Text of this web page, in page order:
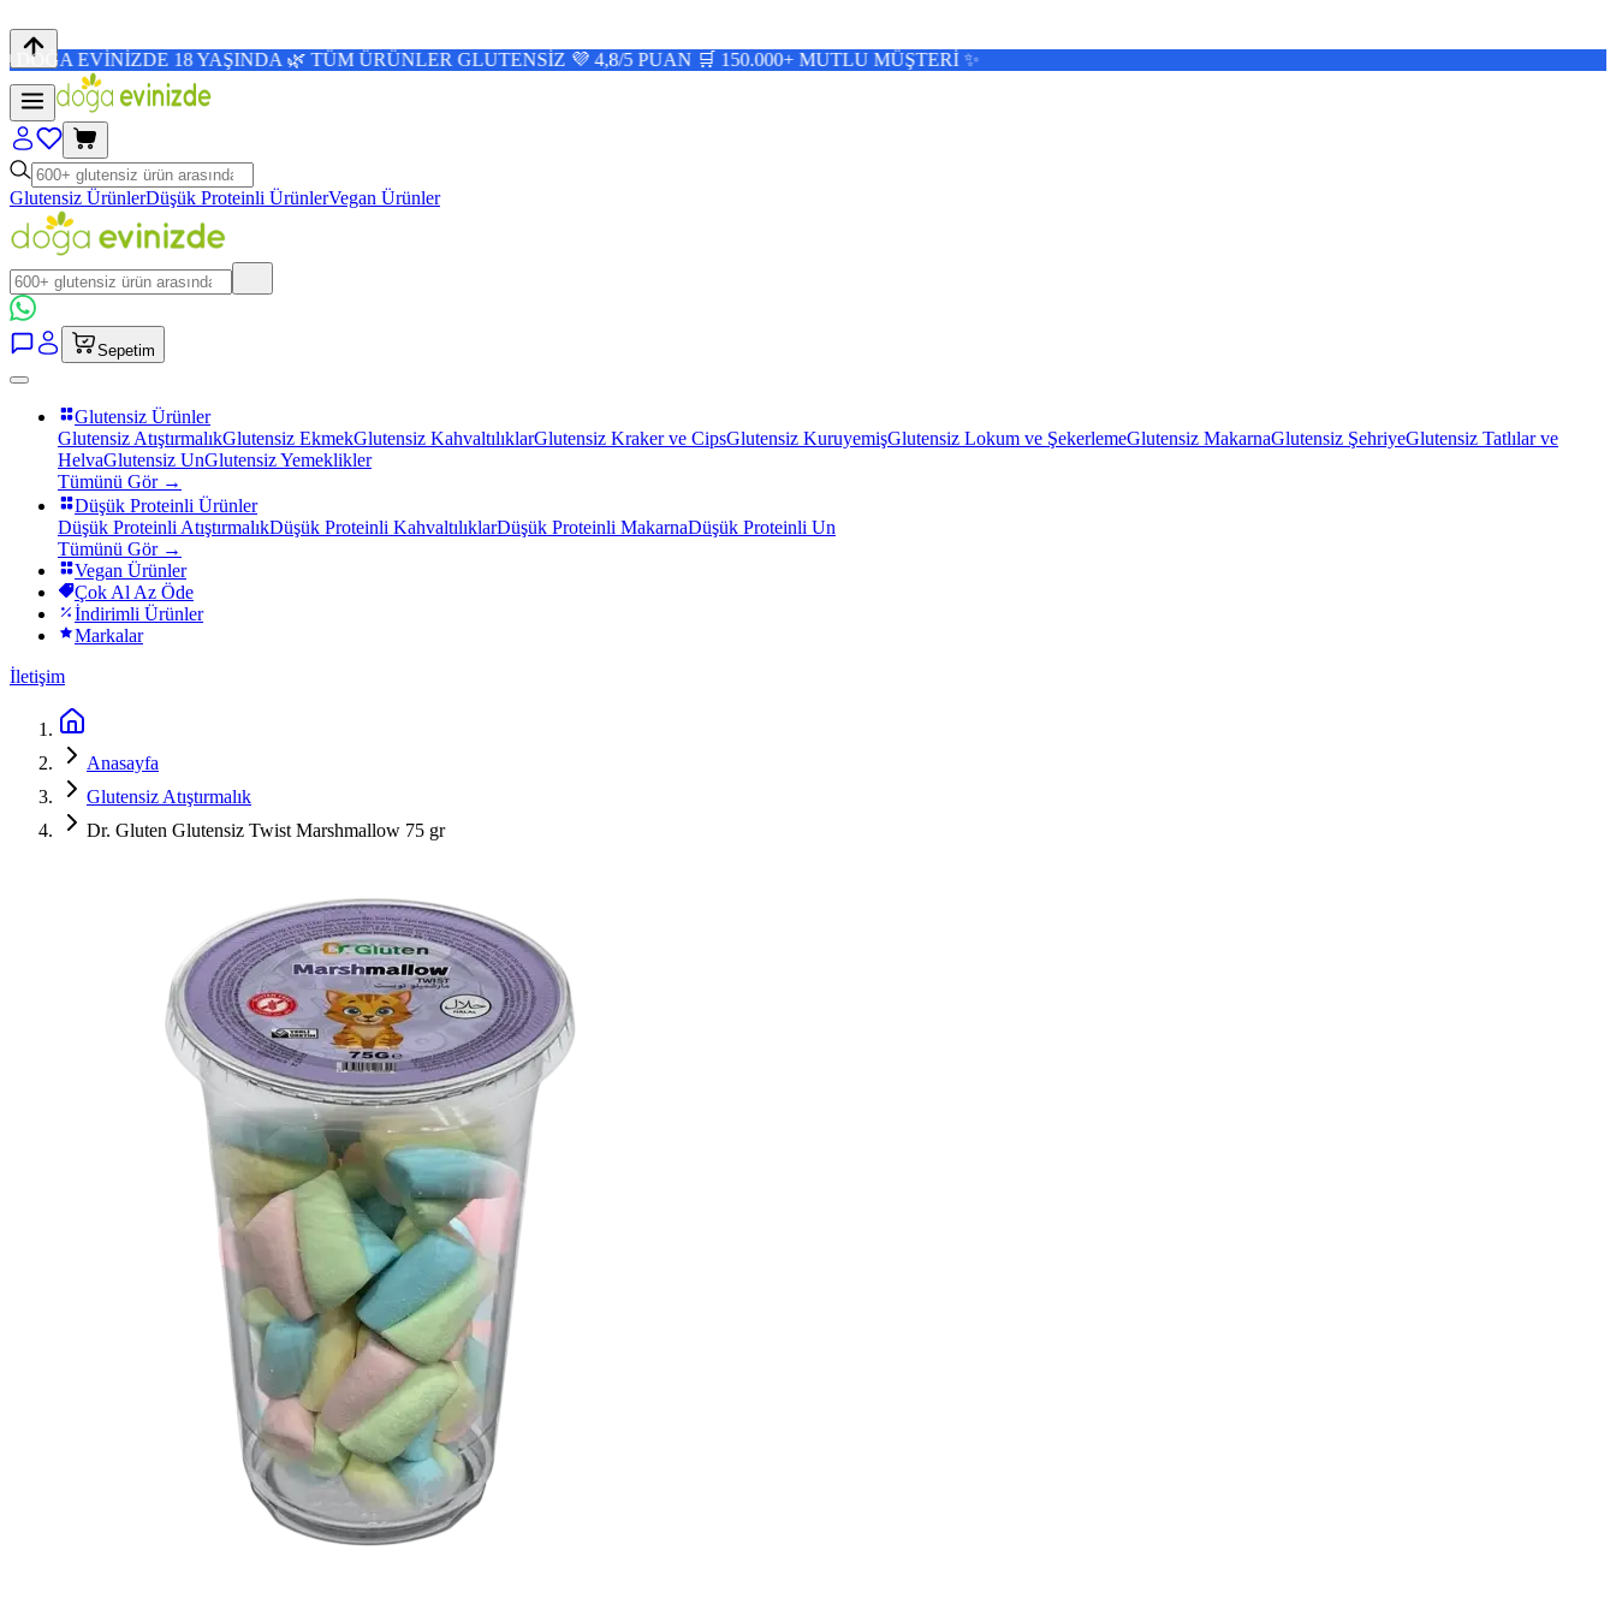
18 YAŞINDA 🌿 TÜM ÜRÜNLER GLUTENSİZ 💜 4,8/5 PUAN 🛒 150.000+ MUTLU MÜŞTERİ ✨
Glutensiz ÜrünlerDüşük Proteinli ÜrünlerVegan Ürünler
Sepetim
Glutensiz Ürünler
Glutensiz AtıştırmalıkGlutensiz EkmekGlutensiz KahvaltılıklarGlutensiz Kraker ve CipsGlutensiz KuruyemişGlutensiz Lokum ve ŞekerlemeGlutensiz MakarnaGlutensiz ŞehriyeGlutensiz Tatlılar ve
HelvaGlutensiz UnGlutensiz Yemeklikler
Tümünü Gör →
Düşük Proteinli Ürünler
Düşük Proteinli AtıştırmalıkDüşük Proteinli KahvaltılıklarDüşük Proteinli MakarnaDüşük Proteinli Un
Tümünü Gör →
Vegan Ürünler
Çok Al Az Öde
İndirimli Ürünler
Markalar
İletişim
Anasayfa
Glutensiz Atıştırmalık
Dr. Gluten Glutensiz Twist Marshmallow 75 gr